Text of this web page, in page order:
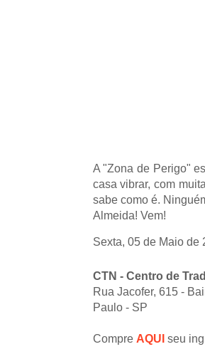
A "Zona de Perigo"
casa vibrar, com
sabe como é.
Almeida! Vem!
Sexta, 05 de Maio de
CTN - Centro de
Rua Jacofer, 615 -
Paulo - SP
Compre AQUI seu